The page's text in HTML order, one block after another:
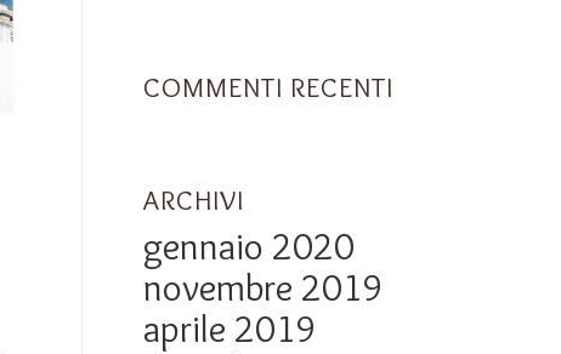
COMMENTI RECENTI
ARCHIVI
gennaio 2020
novembre 2019
aprile 2019